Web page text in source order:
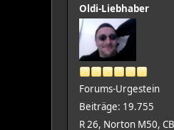
Oldi-Liebhaber
Forums-Urgestein
Beiträge: 19.755
R 26, Norton M50, CB